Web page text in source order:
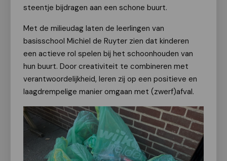
steentje bijdragen aan een schone buurt.
Met de milieudag laten de leerlingen van
basisschool Michiel de Ruyter zien dat kinderen
een actieve rol spelen bij het schoonhouden van
hun buurt. Door creativiteit te combineren met
verantwoordelijkheid, leren zij op een positieve en
laagdrempelige manier omgaan met (zwerf)afval.